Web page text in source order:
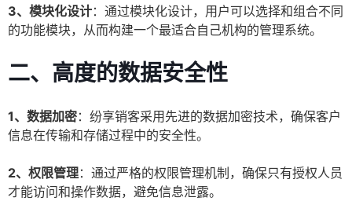
3、模块化设计：通过模块化设计，用户可以选择和组合不同
的功能模块，从而构建一个最适合自己机构的管理系统。
二、高度的数据安全性
1、数据加密：纷享销客采用先进的数据加密技术，确保客户
信息在传输和存储过程中的安全性。
2、权限管理：通过严格的权限管理机制，确保只有授权人员
才能访问和操作数据，避免信息泄露。